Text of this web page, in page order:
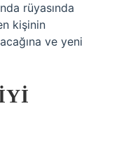
rüyasında
kişinin
ve yeni